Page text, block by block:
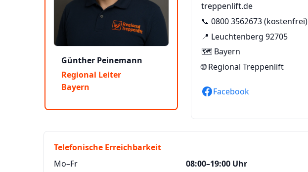
Günther Peinemann
Regional Leiter
Bayern
treppenlift.de
📞 0800 3562673(kostenfrei)
📍 Leuchtenberg 92705
🗺️ Bayern
🌐Regional Treppenlift
Facebook
Telefonische Erreichbarkeit
Mo–Fr
08:00–19:00 Uhr